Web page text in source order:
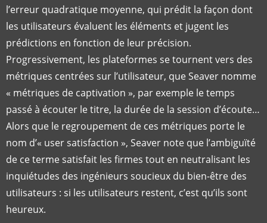
l’erreur quadratique moyenne, qui prédit la façon dont
les utilisateurs évaluent les éléments et jugent les
prédictions en fonction de leur précision.
Progressivement, les plateformes se tournent vers des
métriques centrées sur l’utilisateur, que Seaver nomme
« métriques de captivation », par exemple le temps
passé à écouter le titre, la durée de la session d’écoute…
Alors que le regroupement de ces métriques porte le
nom d’« user satisfaction », Seaver note que l’ambiguïté
de ce terme satisfait les firmes tout en neutralisant les
inquiétudes des ingénieurs soucieux du bien-être des
utilisateurs : si les utilisateurs restent, c’est qu’ils sont
heureux.